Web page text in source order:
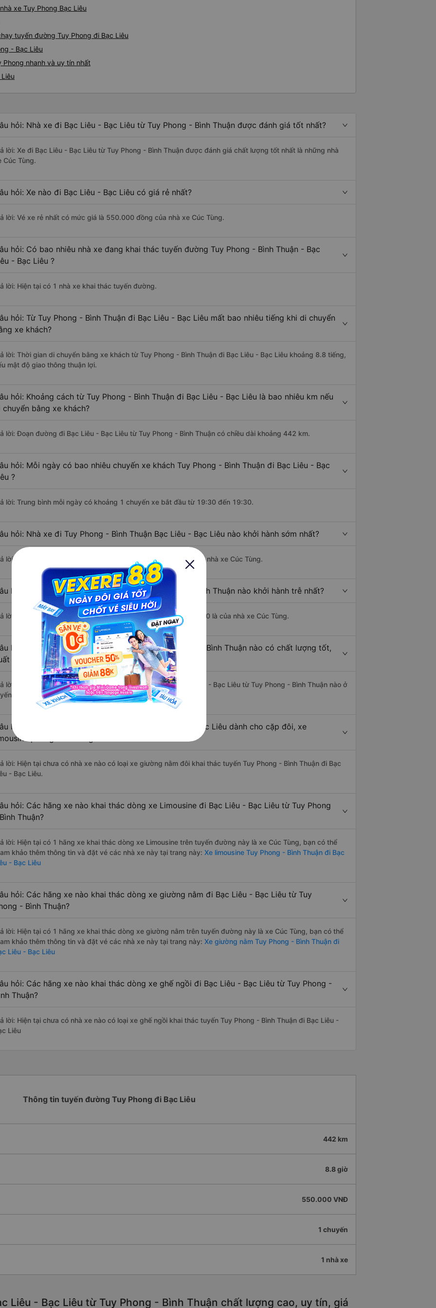
bằng xe bu lông Limousine. Tôi nghĩ tài xế đã giúp tôi vì nhìn
xe Tuy Phong Bạc Liêu
tuyến đường Tuy Phong đi Bạc Liêu
- Bạc Liêu
nhanh và uy tín nhất
hỏi: Nhà xe đi Bạc Liêu - Bạc Liêu từ Tuy Phong - Bình Thuận được đánh giá tốt nhất?
lời: Xe đi Bạc Liêu - Bạc Liêu từ Tuy Phong - Bình Thuận được đánh giá chất lượng tốt nhất là những nhà
Cúc Tùng.
hỏi: Xe nào đi Bạc Liêu - Bạc Liêu có giá rẻ nhất?
lời: Vé xe rẻ nhất có mức giá là 550.000 đồng của nhà xe Cúc Tùng.
hỏi: Có bao nhiêu nhà xe đang khai thác tuyến đường Tuy Phong - Bình Thuận - Bạc
- Bạc Liêu ?
lời: Hiện tại có 1 nhà xe khai thác tuyến đường.
hỏi: Từ Tuy Phong - Bình Thuận đi Bạc Liêu - Bạc Liêu mất bao nhiêu tiếng khi di chuyển
xe khách?
lời: Thời gian di chuyển bằng xe khách từ Tuy Phong - Bình Thuận đi Bạc Liêu - Bạc Liêu khoảng 8.8 tiếng,
mật độ giao thông thuận lợi.
hỏi: Khoảng cách từ Tuy Phong - Bình Thuận đi Bạc Liêu - Bạc Liêu là bao nhiêu km nếu
chuyển bằng xe khách?
lời: Đoạn đường đi Bạc Liêu - Bạc Liêu từ Tuy Phong - Bình Thuận có chiều dài khoảng 442 km.
hỏi: Mỗi ngày có bao nhiêu chuyến xe khách Tuy Phong - Bình Thuận đi Bạc Liêu - Bạc
?
lời: Trung bình mỗi ngày có khoảng 1 chuyến xe bắt đầu từ 19:30 đến 19:30.
hỏi: Nhà xe đi Tuy Phong - Bình Thuận Bạc Liêu - Bạc Liêu nào khởi hành sớm nhất?
lời: Chuyến xe có giờ xuất phát sớm nhất vào lúc 19:30 là của nhà xe Cúc Tùng.
hỏi: Nhà xe đi Bạc Liêu - Bạc Liêu từ Tuy Phong - Bình Thuận nào khởi hành trễ nhất?
lời: Chuyến xe có giờ xuất phát trễ (muộn) nhất là vào lúc 19:30 là của nhà xe Cúc Tùng.
hỏi: Review xe đi Bạc Liêu - Bạc Liêu từ Tuy Phong - Bình Thuận nào có chất lượng tốt,
sắc, cao cấp nhất?
lời: Tạm thời chưa đủ review để đánh giá có nhà xe đi Bạc Liêu - Bạc Liêu từ Tuy Phong - Bình Thuận nào ở
đường này có chất lượng xuất sắc.
hỏi: Có loại xe Tuy Phong - Bình Thuận Bạc Liêu - Bạc Liêu dành cho cặp đôi, xe
phòng đôi không?
lời: Hiện tại chưa có nhà xe nào có loại xe giường nằm đôi khai thác tuyến Tuy Phong - Bình Thuận đi Bạc
- Bạc Liêu.
hỏi: Các hãng xe nào khai thác dòng xe Limousine đi Bạc Liêu - Bạc Liêu từ Tuy Phong
Thuận?
lời: Hiện tại có 1 hãng xe khai thác dòng xe Limousine trên tuyến đường này là xe Cúc Tùng, bạn có thể
khảo thêm thông tin và đặt vé các nhà xe này tại trang này: Xe limousine Tuy Phong - Bình Thuận đi Bạc
- Bạc Liêu
hỏi: Các hãng xe nào khai thác dòng xe giường nằm đi Bạc Liêu - Bạc Liêu từ Tuy
- Bình Thuận?
lời: Hiện tại có 1 hãng xe khai thác dòng xe giường nằm trên tuyến đường này là xe Cúc Tùng, bạn có thể
khảo thêm thông tin và đặt vé các nhà xe này tại trang này: Xe giường nằm Tuy Phong - Bình Thuận đi
Liêu - Bạc Liêu
hỏi: Các hãng xe nào khai thác dòng xe ghế ngồi đi Bạc Liêu - Bạc Liêu từ Tuy Phong -
Thuận?
lời: Hiện tại chưa có nhà xe nào có loại xe ghế ngồi khai thác tuyến Tuy Phong - Bình Thuận đi Bạc Liêu -
Liêu
Thông tin tuyến đường Tuy Phong đi Bạc Liêu
442 km
8.8 giờ
550.000 VNĐ
1 chuyến
1 nhà xe
Liêu - Bạc Liêu từ Tuy Phong - Bình Thuận chất lượng cao, uy tín, giá